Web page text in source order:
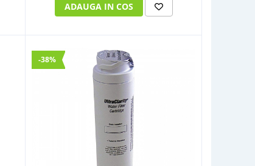
ADAUGA IN COS
-38%